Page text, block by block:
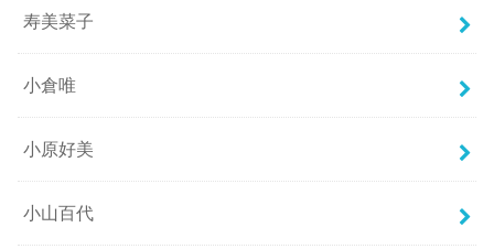
寿美菜子
小倉唯
小原好美
小山百代